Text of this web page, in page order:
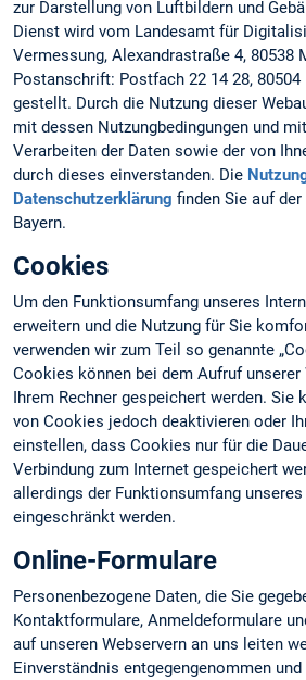
zur Darstellung von Luftbildern und
Dienst wird vom Landesamt für
Vermessung, Alexandrastraße 4, 80538
Postanschrift: Postfach 22 14 28, 80504
gestellt. Durch die Nutzung dieser
mit dessen Nutzungbedingungen und
Verarbeiten der Daten sowie der von
durch dieses einverstanden. Die
Datenschutzerklärung finden Sie auf
Bayern.
Cookies
Um den Funktionsumfang unseres
erweitern und die Nutzung für Sie
verwenden wir zum Teil so genannte
Cookies können bei dem Aufruf unserer
Ihrem Rechner gespeichert werden. Sie
von Cookies jedoch deaktivieren oder
einstellen, dass Cookies nur für die
Verbindung zum Internet gespeichert
allerdings der Funktionsumfang
eingeschränkt werden.
Online-Formulare
Personenbezogene Daten, die Sie
Kontaktformulare, Anmeldeformulare
auf unseren Webservern an uns leiten
Einverständnis entgegengenommen